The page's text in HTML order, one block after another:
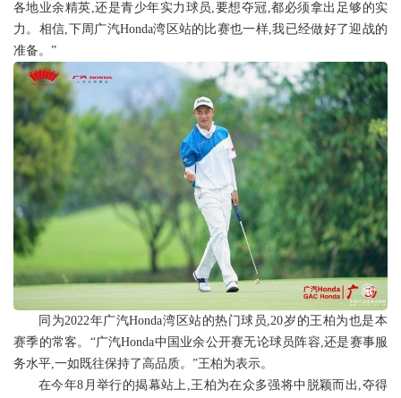
各地业余精英,还是青少年实力球员,要想夺冠,都必须拿出足够的实
力。相信,下周广汽Honda湾区站的比赛也一样,我已经做好了迎战的
准备。”
同为2022年广汽Honda湾区站的热门球员,20岁的王柏为也是本
赛季的常客。“广汽Honda中国业余公开赛无论球员阵容,还是赛事服
务水平,一如既往保持了高品质。”王柏为表示。
在今年8月举行的揭幕站上,王柏为在众多强将中脱颖而出,夺得